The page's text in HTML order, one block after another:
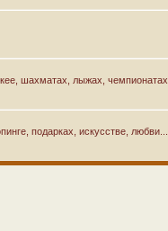
шахматах, лыжах, чемпионатах
подарках, искусстве, любви...